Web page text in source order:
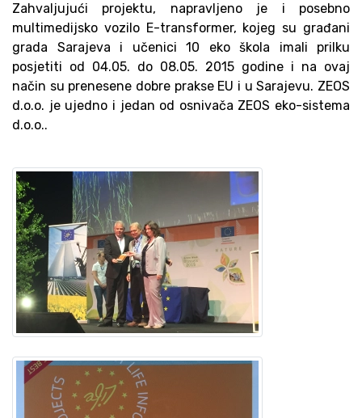
Zahvaljujući projektu, napravljeno je i posebno
multimedijsko vozilo E-transformer, kojeg su građani
grada Sarajeva i učenici 10 eko škola imali prilku
posjetiti od 04.05. do 08.05. 2015 godine i na ovaj
način su prenesene dobre prakse EU i u Sarajevu. ZEOS
d.o.o. je ujedno i jedan od osnivača ZEOS eko-sistema
d.o.o..